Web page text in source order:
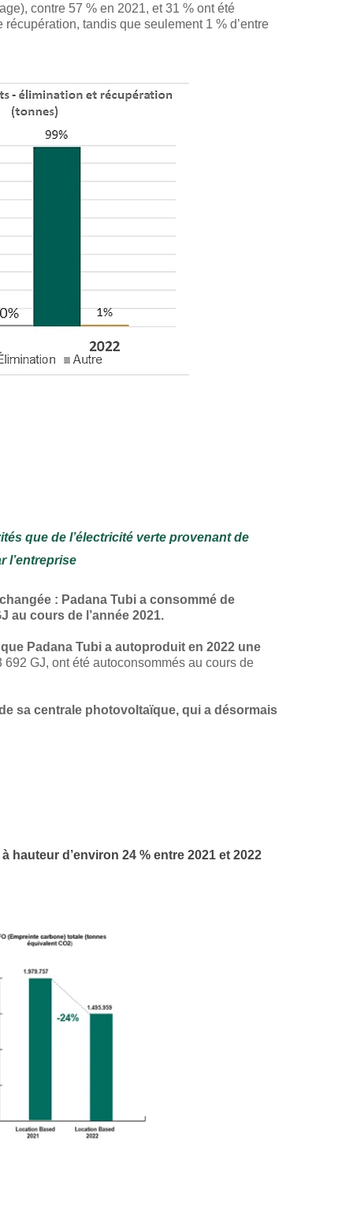
contre 57 % en 2021, et 31 % ont été
tandis que seulement 1 % d’entre
que de l’électricité verte provenant de
l’entreprise
: Padana Tubi a consommé de
au cours de l’année 2021.
Padana Tubi a autoproduit en 2022 une
GJ, ont été autoconsommés au cours de
sa centrale photovoltaïque, qui a désormais
d’environ 24 % entre 2021 et 2022